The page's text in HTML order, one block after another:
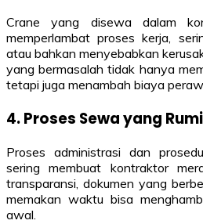
Crane yang disewa dalam
memperlambat proses kerja,
atau bahkan menyebabkan
yang bermasalah tidak hanya
tetapi juga menambah biaya
4. Proses Sewa yang
Proses administrasi dan
sering membuat kontraktor
transparansi, dokumen yang
memakan waktu bisa
awal.